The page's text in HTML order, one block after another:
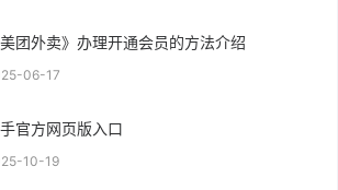
美团外卖》办理开通会员的方法介绍
06-17
官方网页版入口
10-19